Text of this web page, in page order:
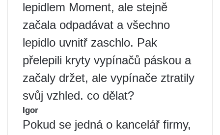
lepidlem Moment, ale stejně
začala odpadávat a všechno
lepidlo uvnitř zaschlo. Pak
přelepili kryty vypínačů páskou a
začaly držet, ale vypínače ztratily
svůj vzhled. co dělat?
Igor
Pokud se jedná o kancelář firmy,